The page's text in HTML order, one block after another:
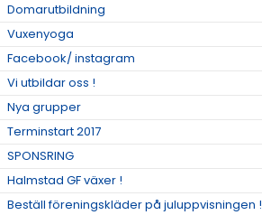
Domarutbildning
Vuxenyoga
Facebook/ instagram
Vi utbildar oss !
Nya grupper
Terminstart 2017
SPONSRING
Halmstad GF växer !
Beställ föreningskläder på juluppvisningen !